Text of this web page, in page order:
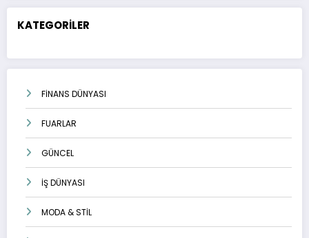
KATEGORİLER
FİNANS DÜNYASI
FUARLAR
GÜNCEL
İŞ DÜNYASI
MODA & STİL